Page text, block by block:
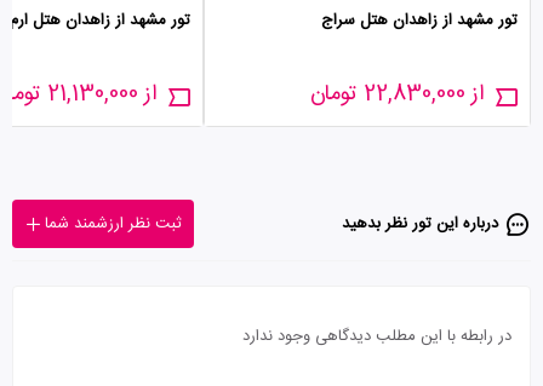
تور مشهد از زاهدان هتل سراج
از 22,830,000 تومان
تور مشهد از زاهدان هتل ارم
از 21,130,000 تومان
درباره این تور‌ نظر بدهید ثبت نظر ارزشمند شما
در رابطه با این مطلب دیدگاهی وجود ندارد